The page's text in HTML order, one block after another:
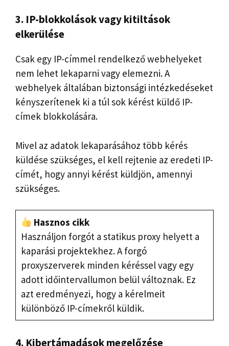
3. IP-blokkolások vagy kitiltások
elkerülése
Csak egy IP-címmel rendelkező webhelyeket
nem lehet lekaparni vagy elemezni. A
webhelyek általában biztonsági intézkedéseket
kényszerítenek ki a túl sok kérést küldő IP-
címek blokkolására.
Mivel az adatok lekaparásához több kérés
küldése szükséges, el kell rejtenie az eredeti IP-
címét, hogy annyi kérést küldjön, amennyi
szükséges.
Hasznos cikk
Használjon forgót a statikus proxy helyett a
kaparási projektekhez. A forgó
proxyszerverek minden kéréssel vagy egy
adott időintervallumon belül változnak. Ez
azt eredményezi, hogy a kérelmeit
különböző IP-címekről küldik.
4. Kibertámadások megelőzése